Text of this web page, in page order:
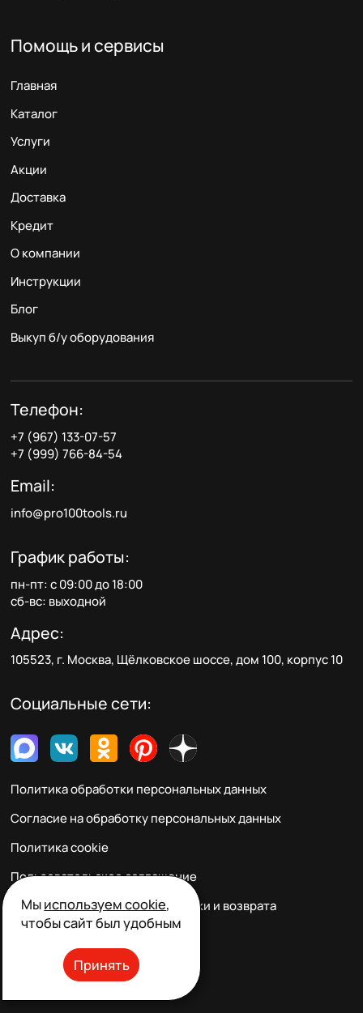
Помощь и сервисы
Главная
Каталог
Услуги
Акции
Доставка
Кредит
О компании
Инструкции
Блог
Выкуп б/у оборудования
Телефон:
+7 (967) 133-07-57
+7 (999) 766-84-54
Email:
info@pro100tools.ru
График работы:
пн-пт: с 09:00 до 18:00
сб-вс: выходной
Адрес:
105523, г. Москва, Щёлковское шоссе, дом 100, корпус 10
Социальные сети:
Политика обработки персональных данных
Согласие на обработку персональных данных
Политика cookie
Пользовательское соглашение
Правила заказа, оплаты, доставки и возврата
Реквизиты и контакты
Мыиспользуем cookie,
чтобы сайт был удобным
Принять